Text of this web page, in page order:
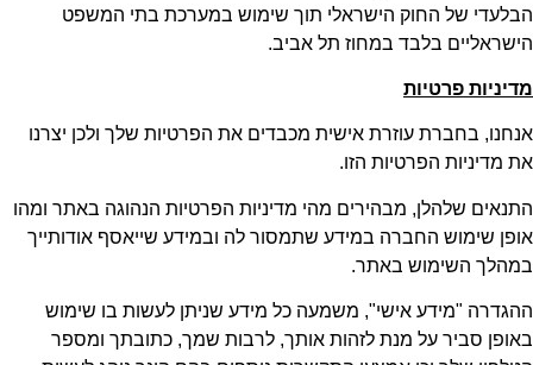
הבלעדי של החוק הישראלי תוך שימוש במערכת בתי המשפט
הישראליים בלבד במחוז תל אביב.
מדיניות פרטיות
אנחנו, בחברת עוזרת אישית מכבדים את הפרטיות שלך ולכן יצרנו
את מדיניות הפרטיות הזו.
התנאים שלהלן, מבהירים מהי מדיניות הפרטיות הנהוגה באתר ומהו
אופן שימוש החברה במידע שתמסור לה ובמידע שייאסף אודותייך
במהלך השימוש באתר.
ההגדרה "מידע אישי", משמעה כל מידע שניתן לעשות בו שימוש
באופן סביר על מנת לזהות אותך, לרבות שמך, כתובתך ומספר